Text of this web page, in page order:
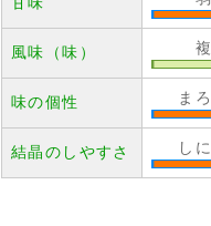
風味（味）
味の個性 ま
結晶のしやすさ し